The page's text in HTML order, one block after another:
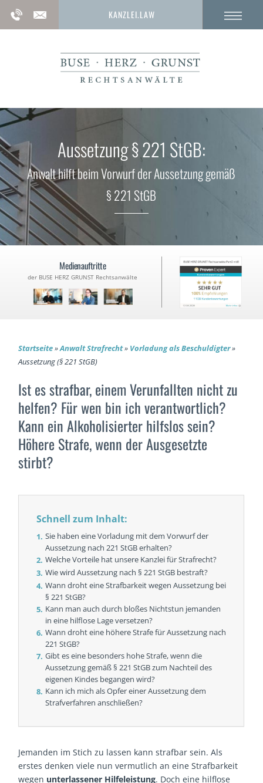
KANZLEI.LAW
Aussetzung § 221 StGB:
Anwalt hilft beim Vorwurf der Aussetzung gemäß
§ 221 StGB
Medienauftritte
der BUSE HERZ GRUNST Rechtsanwälte
Startseite»Anwalt Strafrecht» Vorladung als Beschuldigter»
Aussetzung (§ 221 StGB)
Ist es strafbar, einem Verunfallten nicht zu
helfen? Für wen bin ich verantwortlich?
Kann ein Alkoholisierter hilfslos sein?
Höhere Strafe, wenn der Ausgesetzte
stirbt?
Schnell zum Inhalt:
Sie haben eine Vorladung mit dem Vorwurf der
Aussetzung nach 221 StGB erhalten?
Welche Vorteile hat unsere Kanzlei für Strafrecht?
Wie wird Aussetzung nach § 221 StGB bestraft?
Wann droht eine Strafbarkeit wegen Aussetzung bei
§ 221 StGB?
Kann man auch durch bloßes Nichtstun jemanden
in eine hilflose Lage versetzen?
Wann droht eine höhere Strafe für Aussetzung nach
221 StGB?
Gibt es eine besonders hohe Strafe, wenn die
Aussetzung gemäß § 221 StGB zum Nachteil des
eigenen Kindes begangen wird?
Kann ich mich als Opfer einer Aussetzung dem
Strafverfahren anschließen?
Jemanden im Stich zu lassen kann strafbar sein. Als
erstes denken viele nun vermutlich an eine Strafbarkeit
wegen unterlassener Hilfeleistung. Doch eine hilflose